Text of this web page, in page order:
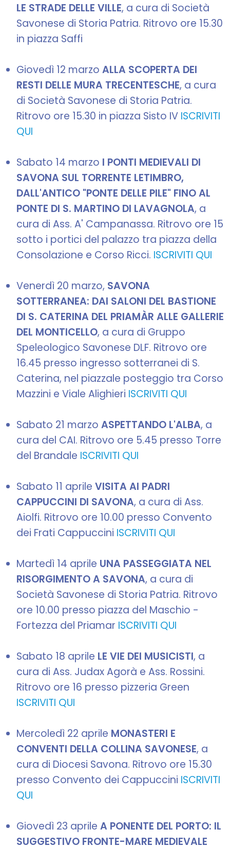
LE STRADE DELLE VILLE, a cura di Società
Savonese di Storia Patria. Ritrovo ore 15.30
in piazza Saffi
Giovedì 12 marzo ALLA SCOPERTA DEI
RESTI DELLE MURA TRECENTESCHE, a cura
di Società Savonese di Storia Patria.
Ritrovo ore 15.30 in piazza Sisto IV ISCRIVITI
QUI
Sabato 14 marzo I PONTI MEDIEVALI DI
SAVONA SUL TORRENTE LETIMBRO,
DALL'ANTICO "PONTE DELLE PILE" FINO AL
PONTE DI S. MARTINO DI LAVAGNOLA, a
cura di Ass. A' Campanassa. Ritrovo ore 15
sotto i portici del palazzo tra piazza della
Consolazione e Corso Ricci. ISCRIVITI QUI
Venerdì 20 marzo, SAVONA
SOTTERRANEA: DAI SALONI DEL BASTIONE
DI S. CATERINA DEL PRIAMÀR ALLE GALLERIE
DEL MONTICELLO, a cura di Gruppo
Speleologico Savonese DLF. Ritrovo ore
16.45 presso ingresso sotterranei di S.
Caterina, nel piazzale posteggio tra Corso
Mazzini e Viale Alighieri ISCRIVITI QUI
Sabato 21 marzo ASPETTANDO L'ALBA, a
cura del CAI. Ritrovo ore 5.45 presso Torre
del Brandale ISCRIVITI QUI
Sabato 11 aprile VISITA AI PADRI
CAPPUCCINI DI SAVONA, a cura di Ass.
Aiolfi. Ritrovo ore 10.00 presso Convento
dei Frati Cappuccini ISCRIVITI QUI
Martedì 14 aprile UNA PASSEGGIATA NEL
RISORGIMENTO A SAVONA, a cura di
Società Savonese di Storia Patria. Ritrovo
ore 10.00 presso piazza del Maschio -
Fortezza del Priamar ISCRIVITI QUI
Sabato 18 aprile LE VIE DEI MUSICISTI, a
cura di Ass. Judax Agorà e Ass. Rossini.
Ritrovo ore 16 presso pizzeria Green
ISCRIVITI QUI
Mercoledì 22 aprile MONASTERI E
CONVENTI DELLA COLLINA SAVONESE, a
cura di Diocesi Savona. Ritrovo ore 15.30
presso Convento dei Cappuccini ISCRIVITI
QUI
Giovedì 23 aprile A PONENTE DEL PORTO: IL
SUGGESTIVO FRONTE-MARE MEDIEVALE